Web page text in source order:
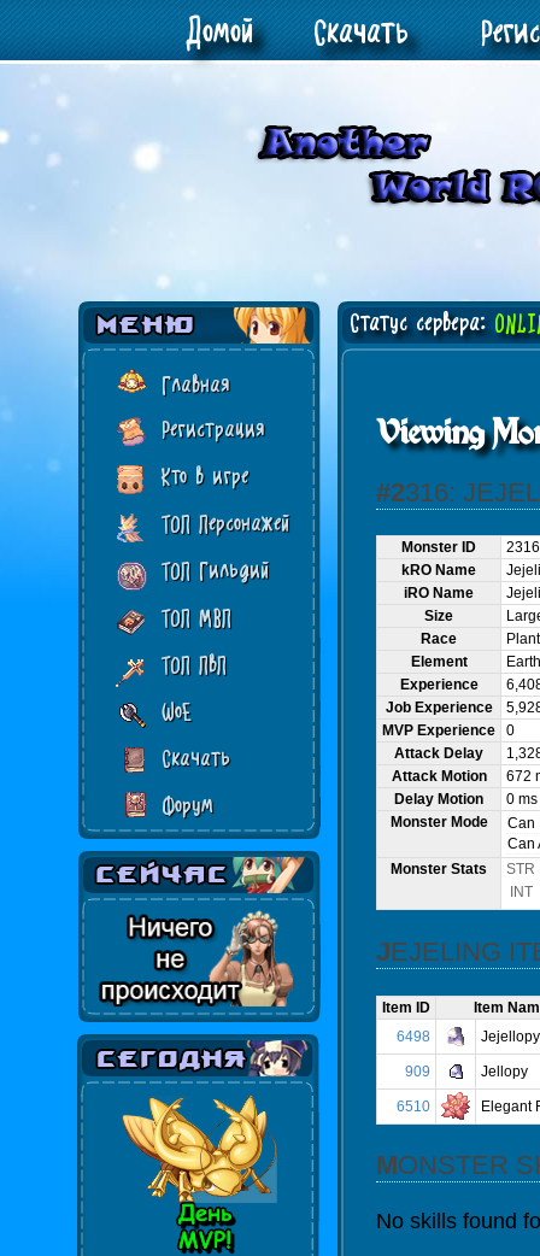
Домой Скачать
Главная
Регистрация
Кто в игре
ТОП Персонажей
ТОП Гильдий
ТОП МВП
ТОП ПвП
WoE
Скачать
Форум
Статус сервера:
Viewing
#2316:
Monster ID
2316
kRO Name
iRO Name
Size
Race
Plant
Element
Experience
Job Experience
MVP Experience
0
Attack Delay
Attack Motion
672
Delay Motion
0 ms
Monster Mode
Can
Can
Monster Stats
STR
INT
JEJELING
Item ID
Item
6498
Jejellopy
909 Jellopy
6510 Elegant
MONSTER
No skills found